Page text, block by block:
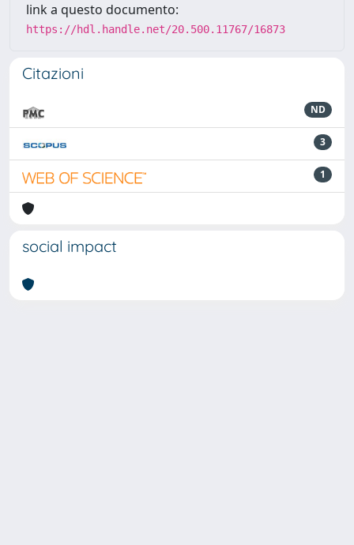
link a questo documento:
https://hdl.handle.net/20.500.11767/16873
Citazioni
ND
3
1
social impact